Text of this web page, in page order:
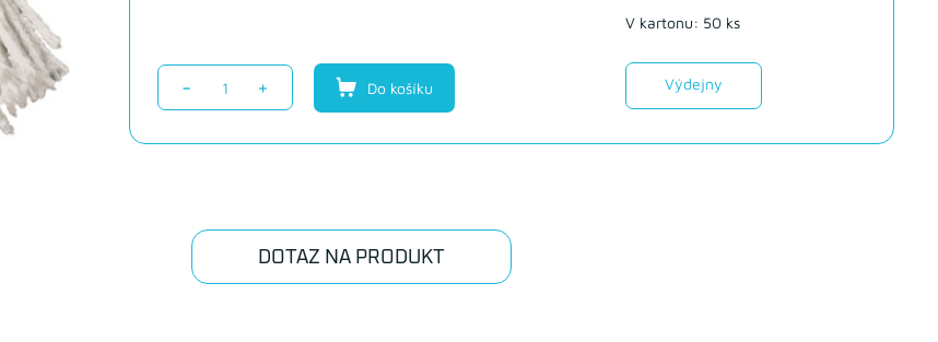
V kartonu: 50 ks
- + Do košíku Výdejny
DOTAZ NA PRODUKT